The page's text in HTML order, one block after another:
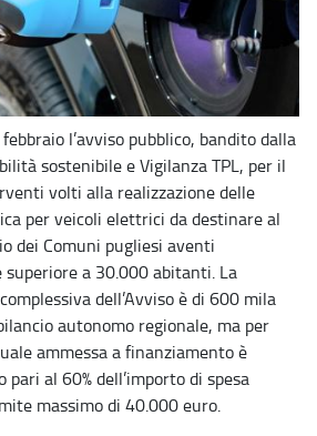
l’avviso pubblico, bandito dalla
sostenibile e Vigilanza TPL, per il
volti alla realizzazione delle
per veicoli elettrici da destinare al
dei Comuni pugliesi aventi
superiore a 30.000 abitanti. La
dell’Avviso è di 600 mila
autonomo regionale, ma per
ammessa a finanziamento è
al 60% dell’importo di spesa
massimo di 40.000 euro.